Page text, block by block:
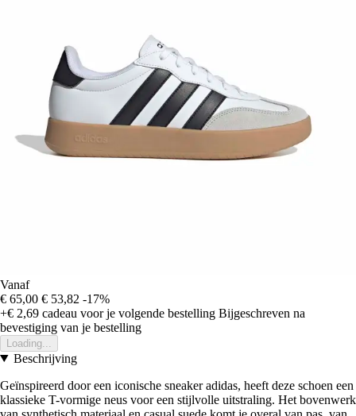
Vanaf
€ 65,00 € 53,82 -17%
+€ 2,69 cadeau voor je volgende bestelling Bijgeschreven na
bevestiging van je bestelling
Loading...
Beschrijving
Geïnspireerd door een iconische sneaker adidas, heeft deze schoen een
klassieke T-vormige neus voor een stijlvolle uitstraling. Het bovenwerk